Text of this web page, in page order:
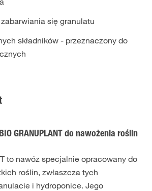
się granulatu
składników - przeznaczony do
GRANUPLANT do nawożenia roślin
to nawóz specjalnie opracowany do
roślin, zwłaszcza tych
i hydroponice. Jego